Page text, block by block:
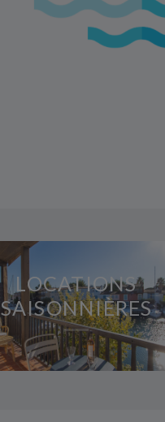
LOCATIONS
SAISONNIÈRES